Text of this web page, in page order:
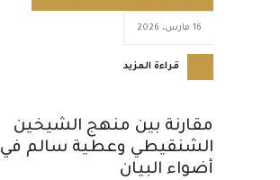
16 مارس، 2026
قراءة المزيد
مقارنة بين منهج الشيخين
الشنقيطي وعطية سالم في
أضواء البيان